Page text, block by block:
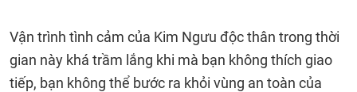
Vận trình tình cảm của Kim Ngưu độc thân trong thời
gian này khá trầm lắng khi mà bạn không thích giao
tiếp, bạn không thể bước ra khỏi vùng an toàn của